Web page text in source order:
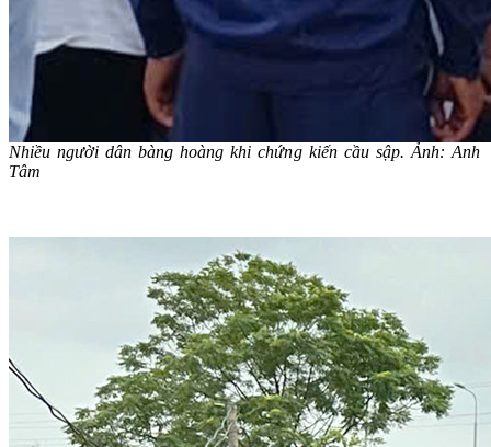
Nhiều người dân bàng hoàng khi chứng kiến cầu sập. Ảnh: Anh
Tâm